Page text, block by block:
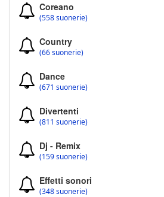
Coreano
(558 suonerie)
Country
(66 suonerie)
Dance
(671 suonerie)
Divertenti
(811 suonerie)
Dj - Remix
(159 suonerie)
Effetti sonori
(348 suonerie)